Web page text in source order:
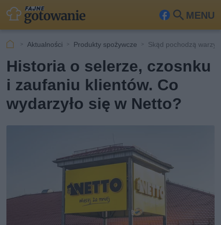
MENU
Fa
ook
Szu
kaj
Aktualności Produkty spożywcze Skąd pochodzą
Historia o selerze, czosnku
i zaufaniu klientów. Co
wydarzyło się w Netto?